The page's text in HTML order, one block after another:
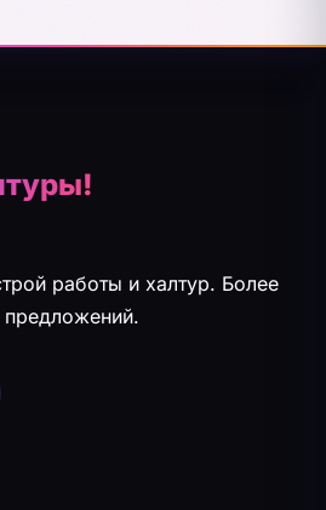
работы и халтур. Более
предложений.